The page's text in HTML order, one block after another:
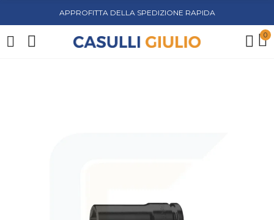
APPROFITTA DELLA SPEDIZIONE RAPIDA
0